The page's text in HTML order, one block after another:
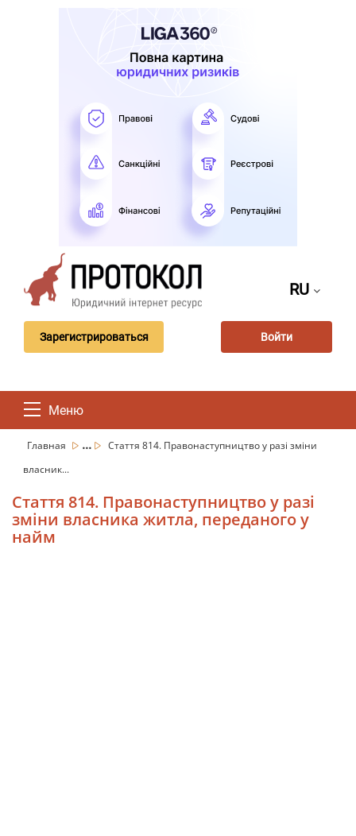
RU
Зарегистрироваться Войти
Меню
Главная ...
Стаття 814. Правонаступництво у разі зміни
власник...
Стаття 814. Правонаступництво у разі
зміни власника житла, переданого у
найм